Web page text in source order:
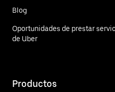
Blog
Oportunidades de prestar
de Uber
Productos